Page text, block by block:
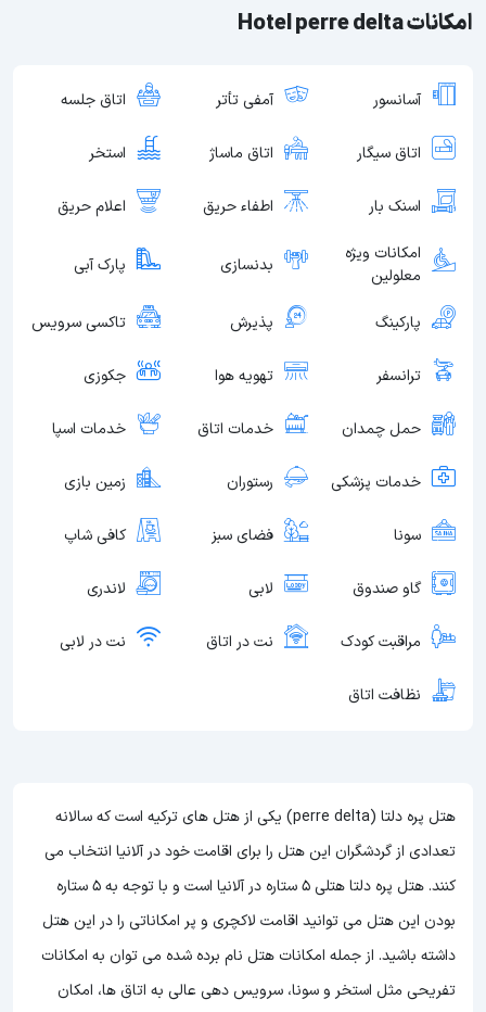
امکانات Hotel perre delta
آسانسور آمفی تأتر اتاق جلسه
اتاق سیگار اتاق ماساژ استخر
اسنک بار اطفاء حریق اعلام حریق
امکانات ویژه
معلولین
بدنسازی پارک آبی
پارکینگ پذیرش تاکسی سرویس
ترانسفر تهویه هوا جکوزی
حمل چمدان خدمات اتاق خدمات اسپا
خدمات پزشکی رستوران زمین بازی
سونا فضای سبز کافی شاپ
گاو صندوق لابی لاندری
مراقبت کودک نت در اتاق نت در لابی
نظافت اتاق
هتل پره دلتا (perre delta) یکی از هتل های ترکیه است که سالانه
تعدادی از گردشگران این هتل را برای اقامت خود در آلانیا انتخاب می
کنند. هتل پره دلتا هتلی 5 ستاره در آلانیا است و با توجه به 5 ستاره
بودن این هتل می توانید اقامت لاکچری و پر امکاناتی را در این هتل
داشته باشید. از جمله امکانات هتل نام برده شده می توان به امکانات
تفریحی مثل استخر و سونا، سرویس دهی عالی به اتاق ها، امکان